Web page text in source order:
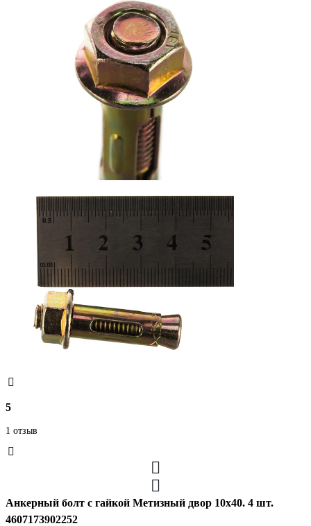
5
1 отзыв
Анкерный болт с гайкой Метизный двор 10x40. 4 шт.
4607173902252